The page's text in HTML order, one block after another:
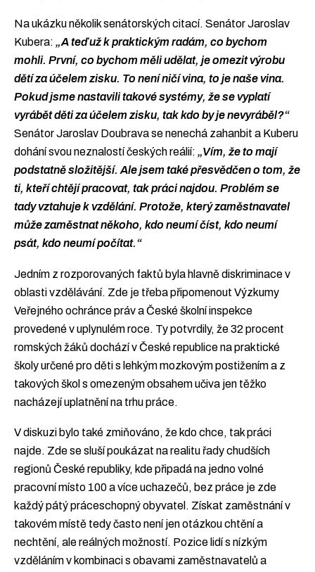
Na ukázku několik senátorských citací. Senátor Jaroslav
Kubera: „A teď už k praktickým radám, co bychom
mohli. První, co bychom měli udělat, je omezit výrobu
dětí za účelem zisku. To není ničí vina, to je naše vina.
Pokud jsme nastavili takové systémy, že se vyplatí
vyrábět děti za účelem zisku, tak kdo by je nevyráběl?“
Senátor Jaroslav Doubrava se nenechá zahanbit a Kuberu
dohání svou neznalostí českých reálií: „Vím, že to mají
podstatně složitější. Ale jsem také přesvědčen o tom, že
ti, kteří chtějí pracovat, tak práci najdou. Problém se
tady vztahuje k vzdělání. Protože, který zaměstnavatel
může zaměstnat někoho, kdo neumí číst, kdo neumí
psát, kdo neumí počítat.“
Jedním z rozporovaných faktů byla hlavně diskriminace v
oblasti vzdělávání. Zde je třeba připomenout Výzkumy
Veřejného ochránce práv a České školní inspekce
provedené v uplynulém roce. Ty potvrdily, že 32 procent
romských žáků dochází v České republice na praktické
školy určené pro děti s lehkým mozkovým postižením a z
takových škol s omezeným obsahem učiva jen těžko
nacházejí uplatnění na trhu práce.
V diskuzi bylo také zmiňováno, že kdo chce, tak práci
najde. Zde se sluší poukázat na realitu řady chudších
regionů České republiky, kde připadá na jedno volné
pracovní místo 100 a více uchazečů, bez práce je zde
každý pátý práceschopný obyvatel. Získat zaměstnání v
takovém místě tedy často není jen otázkou chtění a
nechtění, ale reálných možností. Pozice lidí s nízkým
vzděláním v kombinaci s obavami zaměstnavatelů a